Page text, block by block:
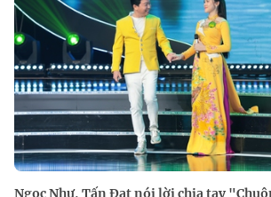
Ngọc Như, Tấn Đạt nói lời chia tay